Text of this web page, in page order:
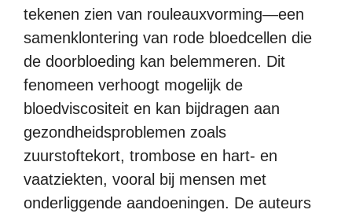
tekenen zien van rouleauxvorming—een
samenklontering van rode bloedcellen die
de doorbloeding kan belemmeren. Dit
fenomeen verhoogt mogelijk de
bloedviscositeit en kan bijdragen aan
gezondheidsproblemen zoals
zuurstoftekort, trombose en hart- en
vaatziekten, vooral bij mensen met
onderliggende aandoeningen. De auteurs